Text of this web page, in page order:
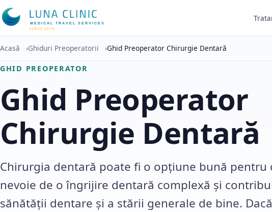
MEDICAL TRAVEL SERVICES
SINCE 2016
Acasă ›Ghiduri Preoperatorii ›Ghid Preoperator Chirurgie Dentară
GHID PREOPERATOR
Ghid Preoperator
Chirurgie Dentară
Chirurgia dentară poate fi o opțiune bună pentru
nevoie de o îngrijire dentară complexă și
sănătății dentare și a stării generale de bine.